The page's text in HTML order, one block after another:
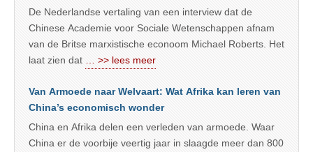
De Nederlandse vertaling van een interview dat de
Chinese Academie voor Sociale Wetenschappen afnam
van de Britse marxistische econoom Michael Roberts. Het
laat zien dat
… >> lees meer
Van Armoede naar Welvaart: Wat Afrika kan leren van
China’s economisch wonder
China en Afrika delen een verleden van armoede. Waar
China er de voorbije veertig jaar in slaagde meer dan 800